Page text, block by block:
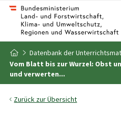
Zum Inhalt
Zum Inhaltsverzeichnis
Zur Startseite
Datenbank der
Vom Blatt bis zur Wurzel: Obst
und verwerten...
Zurück zur Übersicht